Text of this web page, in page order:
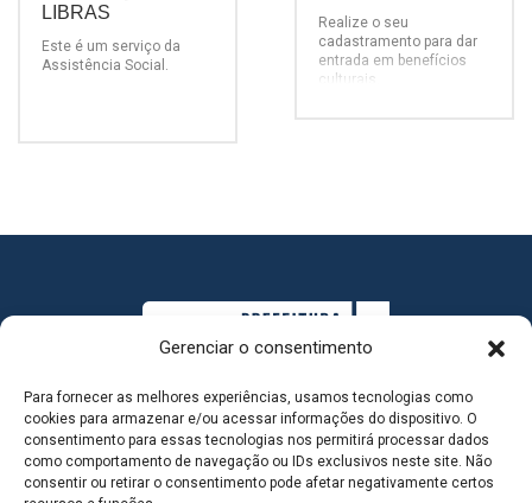
Gerenciar o consentimento
Para fornecer as melhores experiências, usamos tecnologias como
cookies para armazenar e/ou acessar informações do dispositivo. O
consentimento para essas tecnologias nos permitirá processar dados
como comportamento de navegação ou IDs exclusivos neste site. Não
consentir ou retirar o consentimento pode afetar negativamente certos
LIBRAS
Este é um serviço da
Assistência Social.
Realize o seu
cadastramento para dar
entrada em benefícios
culturais.
MAPA DO SITE